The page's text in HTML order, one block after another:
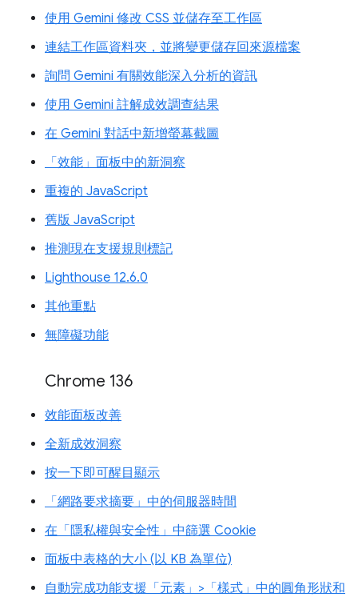
使用 Gemini 修改 CSS 並儲存至工作區
連結工作區資料夾，並將變更儲存回來源檔案
詢問 Gemini 有關效能深入分析的資訊
使用 Gemini 註解成效調查結果
在 Gemini 對話中新增螢幕截圖
「效能」面板中的新洞察
重複的 JavaScript
舊版 JavaScript
推測現在支援規則標記
Lighthouse 12.6.0
其他重點
無障礙功能
Chrome 136
效能面板改善
全新成效洞察
按一下即可醒目顯示
「網路要求摘要」中的伺服器時間
在「隱私權與安全性」中篩選 Cookie
面板中表格的大小 (以 KB 為單位)
自動完成功能支援「元素」>「樣式」中的圓角形狀和